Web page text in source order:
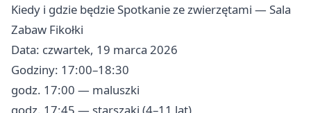
Kiedy i gdzie będzie Spotkanie ze zwierzętami — Sala
Zabaw Fikołki
Data: czwartek, 19 marca 2026
Godziny: 17:00–18:30
godz. 17:00 — maluszki
godz. 17:45 — starszaki (4–11 lat)